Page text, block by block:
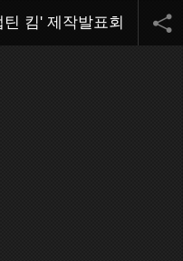
킴' 제작발표회